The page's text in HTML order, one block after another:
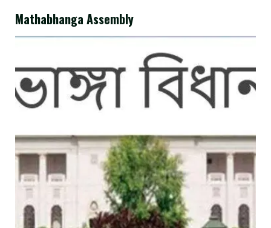
Mathabhanga Assembly